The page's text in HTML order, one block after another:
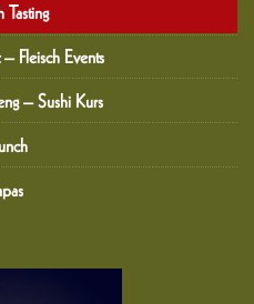
Tasting
Fleisch Events
– Sushi Kurs